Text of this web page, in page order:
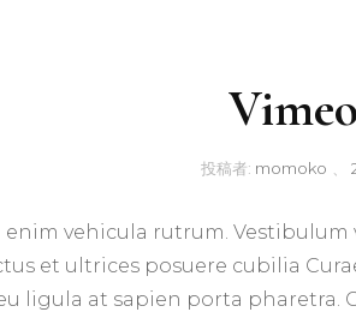
投稿者: momoko
enim vehicula rutrum.
et ultrices posuere cubilia
ligula at sapien porta pharetra.